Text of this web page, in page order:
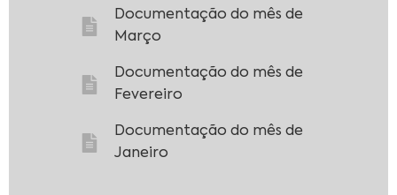
Documentação do mês de
Março
Documentação do mês de
Fevereiro
Documentação do mês de
Janeiro